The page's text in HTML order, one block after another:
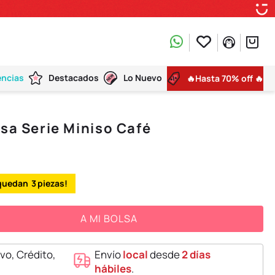
Destacados Lo Nuevo 🔥Hasta 70% off 🔥
Serie Miniso Café
3
A MI BOLSA
Crédito,
Envíolocaldesde2 días
hábiles.